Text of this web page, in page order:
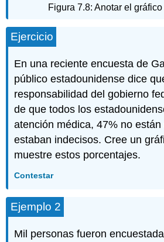
Figura 7.8: Anotar el
Ejercicio
En una reciente encuesta de
público estadounidense dice
responsabilidad del gobierno
de que todos los
atención médica, 47% no
estaban indecisos. Cree un
muestre estos porcentajes.
Contestar
Ejemplo 2
Mil personas fueron